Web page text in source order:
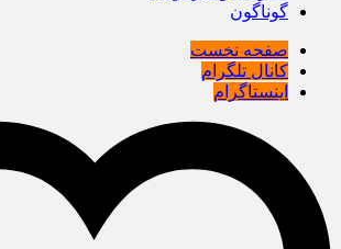
گوناگون
صفحه نخست
کانال تلگرام
اینستاگرام